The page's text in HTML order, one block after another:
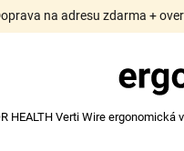
na adresu zdarma +
HEALTH Verti Wire ergonomická